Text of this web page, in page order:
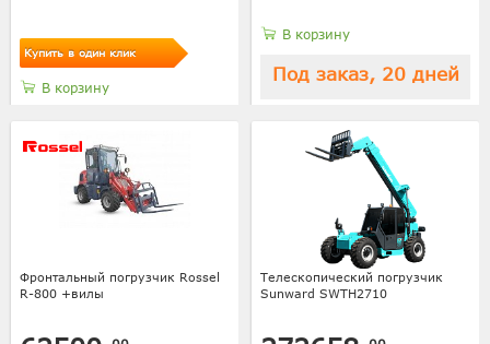
Купить в один клик
В корзину
В корзину
Под заказ, 20 дней
Фронтальный погрузчик Rossel
R-800 +вилы
Телескопический погрузчик
Sunward SWTH2710